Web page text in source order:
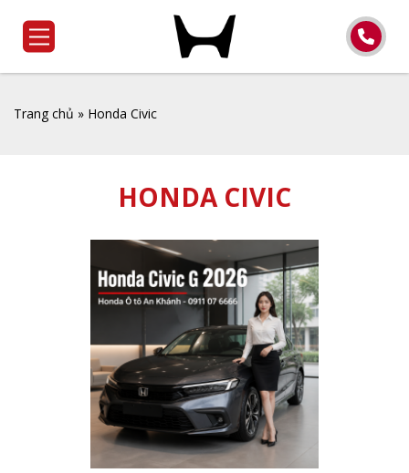
Trang chủ » Honda Civic
HONDA CIVIC